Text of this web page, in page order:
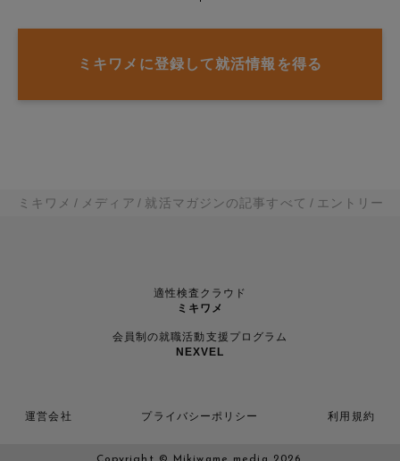
ミキワメに登録して就活情報を得る
ミキワメ メディア 就活マガジンの記事すべて エントリー
適性検査クラウド
ミキワメ
会員制の就職活動支援プログラム
NEXVEL
運営会社 プライバシーポリシー 利用規約